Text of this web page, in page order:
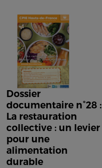
Dossier
documentaire n°28 :
La restauration
collective : un levier
pour une
alimentation
durable